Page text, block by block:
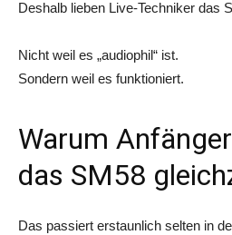
Deshalb lieben Live-Techniker das
Nicht weil es „audiophil“ ist.
Sondern weil es funktioniert.
Warum
das SM58
Das passiert erstaunlich selten in